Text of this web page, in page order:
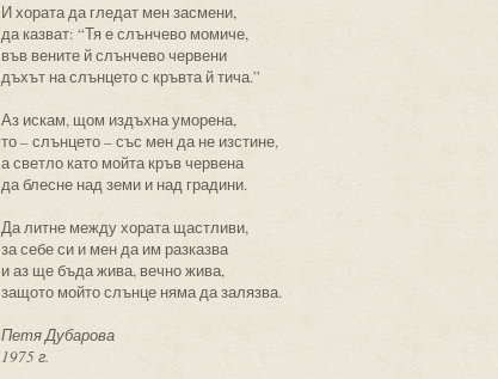
И хората да гледат мен засмени,
да казват: “Тя е слънчево момиче,
във вените й слънчево червени
дъхът на слънцето с кръвта й тича.”
Аз искам, щом издъхна уморена,
то – слънцето – със мен да не изстине,
а светло като мойта кръв червена
да блесне над земи и над градини.
Да литне между хората щастливи,
за себе си и мен да им разказва
и аз ще бъда жива, вечно жива,
защото мойто слънце няма да залязва.
Петя Дубарова
1975 г.